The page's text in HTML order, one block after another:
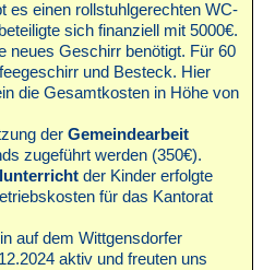
es einen rollstuhlgerechten WC-
sich finanziell mit 5000€.
neues Geschirr benötigt. Für 60
und Besteck. Hier
die Gesamtkosten in Höhe von
der Gemeindearbeit
zugeführt werden (350€).
der Kinder erfolgte
für das Kantorat
auf dem Wittgensdorfer
aktiv und freuten uns